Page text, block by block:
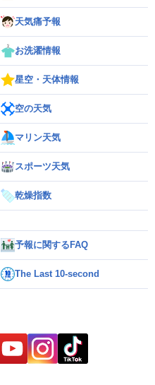
天気痛予報
お洗濯情報
星空・天体情報
空の天気
マリン天気
スポーツ天気
乾燥指数
予報に関するFAQ
The Last 10-second